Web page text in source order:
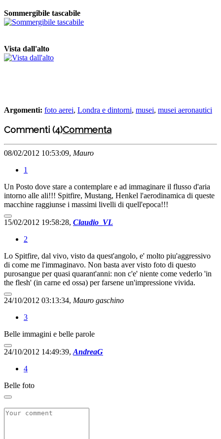
Sommergibile tascabile
Vista dall'alto
Argomenti: foto aerei, Londra e dintorni, musei, musei aeronautici
Commenti (4)Commenta
08/02/2012 10:53:09, Mauro
1
Un Posto dove stare a contemplare e ad immaginare il flusso d'aria
intorno alle ali!!! Spitfire, Mustang, Henkel l'aerodinamica di queste
macchine raggiunse i massimi livelli di quell'epoca!!!
15/02/2012 19:58:28, Claudio_VL
2
Lo Spitfire, dal vivo, visto da quest'angolo, e' molto piu'aggressivo
di come me l'immaginavo. Non basta aver visto foto di questo
purosangue per quasi quarant'anni: non c'e' niente come vederlo 'in
the flesh' (in carne ed ossa) per farsene un'impressione vivida.
24/10/2012 03:13:34, Mauro gaschino
3
Belle immagini e belle parole
24/10/2012 14:49:39, AndreaG
4
Belle foto